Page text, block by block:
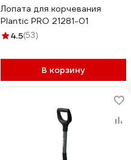
Лопата для корчевания
Plantic PRO 21281-01
4.5(53)
В корзину